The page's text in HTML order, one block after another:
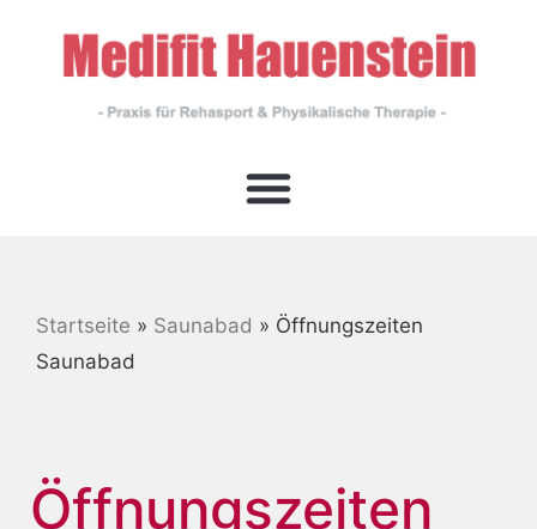
Startseite » Saunabad » Öffnungszeiten
Saunabad
Öffnungszeiten